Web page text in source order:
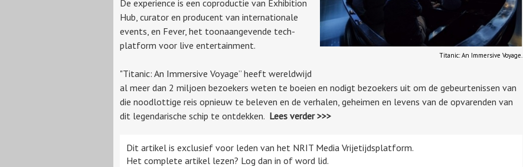
Titanic: An Immersive Voyage.
De experience is een coproductie van Exhibition
Hub, curator en producent van internationale
events, en Fever, het toonaangevende tech-
platform voor live entertainment.
"Titanic: An Immersive Voyage” heeft wereldwijd
al meer dan 2 miljoen bezoekers weten te boeien en nodigt bezoekers uit om de gebeurtenissen van
die noodlottige reis opnieuw te beleven en de verhalen, geheimen en levens van de opvarenden van
dit legendarische schip te ontdekken. Lees verder >>>
Dit artikel is exclusief voor leden van het NRIT Media Vrijetijdsplatform.
Het complete artikel lezen? Log dan in of word lid.